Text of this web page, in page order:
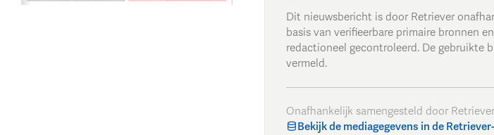
Dit nieuwsbericht is door Retriever
basis van verifieerbare primaire bronnen
redactioneel gecontroleerd. De gebruikte
vermeld.
Onafhankelijk samengesteld door Retriever
Bekijk de mediagegevens in de